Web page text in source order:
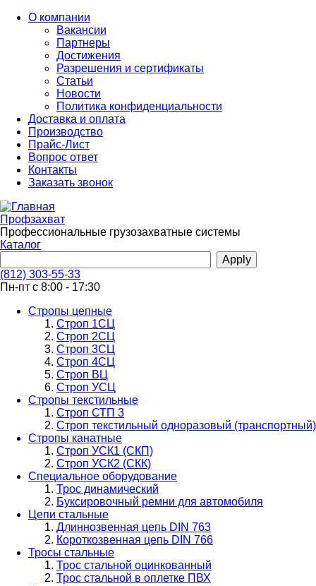
Перейти
основному
содержанию
О компании
Вакансии
Партнеры
Достижения
Разрешения и сертификаты
Статьи
Новости
Политика конфиденциальности
Доставка и оплата
Производство
Прайс-Лист
Вопрос ответ
Контакты
Заказать звонок
Профзахват
Профессиональные грузозахватные системы
Каталог
(812) 303-55-33
Пн-пт с 8:00 - 17:30
Стропы цепные
Строп 1СЦ
Строп 2СЦ
Строп 3СЦ
Строп 4СЦ
Строп ВЦ
Строп УСЦ
Стропы текстильные
Строп СТП 3
Строп текстильный одноразовый (транспортный)
Стропы канатные
Строп УСК1 (СКП)
Строп УСК2 (СКК)
Специальное оборудование
Трос динамический
Буксировочный ремни для автомобиля
Цепи стальные
Длиннозвенная цепь DIN 763
Короткозвенная цепь DIN 766
Тросы стальные
Трос стальной оцинкованный
Трос стальной в оплетке ПВХ